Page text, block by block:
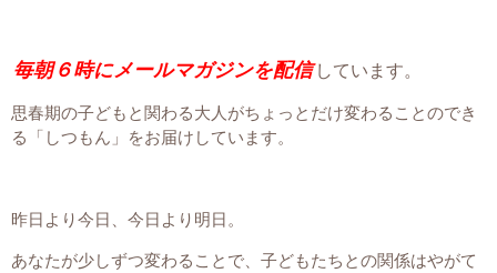
毎朝６時にメールマガジンを配信しています。
思春期の子どもと関わる大人がちょっとだけ変わることのでき
る「しつもん」をお届けしています。
昨日より今日、今日より明日。
あなたが少しずつ変わることで、子どもたちとの関係はやがて